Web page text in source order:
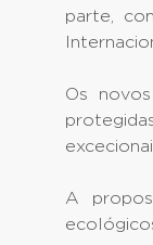
parte,
Os
A